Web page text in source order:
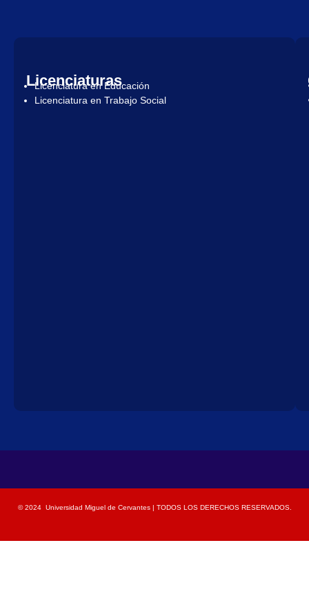
Licenciaturas
Licenciatura en Educación
Licenciatura en Trabajo Social
© 2024 Universidad Miguel de Cervantes | TODOS LOS DERECHOS RESERVADOS.